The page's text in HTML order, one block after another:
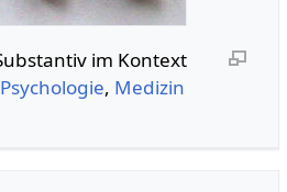
Psychologie, Medizin